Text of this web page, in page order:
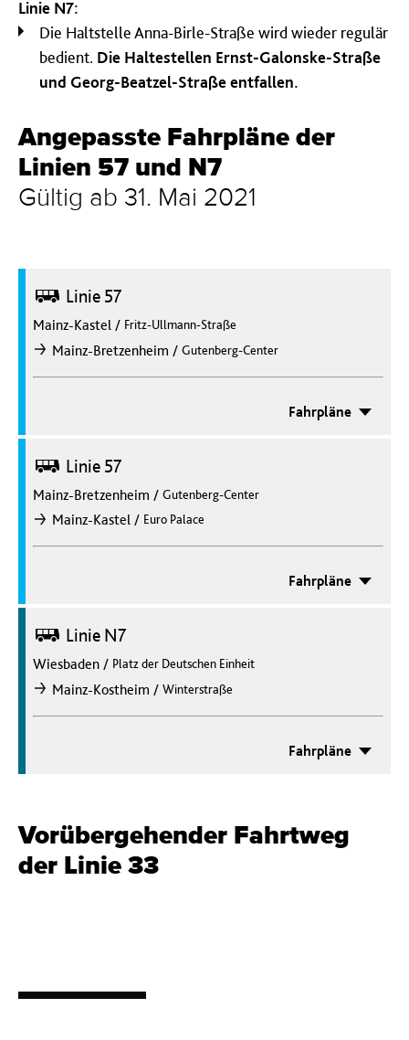
Linie N7:
Die Haltstelle Anna-Birle-Straße wird wieder regulär
bedient. Die Haltestellen Ernst-Galonske-Straße
und Georg-Beatzel-Straße entfallen.
Angepasste Fahrpläne der
Linien 57 und N7
Gültig ab 31. Mai 2021
Bus Linie 57
Mainz-Kastel / Fritz-Ullmann-Straße
nachMainz-Bretzenheim / Gutenberg-Center
Fahrpläne
Bus Linie 57
Mainz-Bretzenheim / Gutenberg-Center
nachMainz-Kastel / Euro Palace
Fahrpläne
Bus Linie N7
Wiesbaden / Platz der Deutschen Einheit
nachMainz-Kostheim / Winterstraße
Fahrpläne
Vorübergehender Fahrtweg
der Linie 33